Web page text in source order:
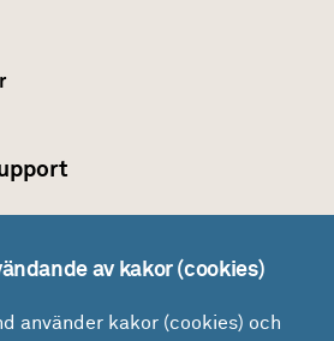
av kakor (cookies)
använder kakor (cookies) och